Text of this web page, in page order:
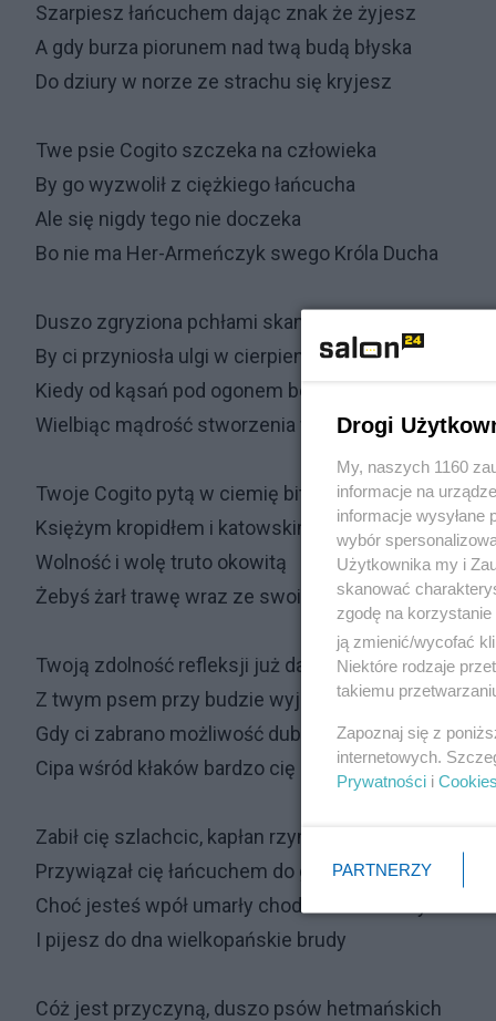
Szarpiesz łańcuchem dając znak że żyjesz
A gdy burza piorunem nad twą budą błyska
Do dziury w norze ze strachu się kryjesz
Twe psie Cogito szczeka na człowieka
By go wyzwolił z ciężkiego łańcucha
Ale się nigdy tego nie doczeka
Bo nie ma Her-Armeńczyk swego Króla Ducha
Duszo zgryziona pchłami skamlesz wolnej woli
By ci przyniosła ulgi w cierpieniu psychicznym
Kiedy od kąsań pod ogonem boli
Wielbiąc mądrość stworzenia w uczuciu
Twoje Cogito pytą w ciemię bito
Księżym kropidłem i katowskim szydłem
Wolność i wolę truto okowitą
Żebyś żarł trawę wraz ze swoim bydłem
Twoją zdolność refleksji już dawno zabito
Z twym psem przy budzie wyjesz do księżyca
Gdy ci zabrano możliwość dubito
Cipa wśród kłaków bardzo cię zachwyca
Zabił cię szlachcic, kapłan rzymskiej roty
Przywiązał cię łańcuchem do gnoju psiej budy
Choć jesteś wpół umarły chodzisz do roboty
I pijesz do dna wielkopańskie brudy
Cóż jest przyczyną, duszo psów hetmańskich
Drogi
My, naszych 1160
informacje na
informacje wysyłane
wybór
Użytkownika my i
skanować
zgodę na
ją zmienić/wycofać
Niektóre rodzaje
takiemu
Zapoznaj się z
internetowych.
Prywatności i
PARTNERZY